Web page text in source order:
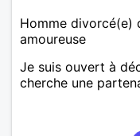
Homme divorcé(e)
amoureuse
Je suis ouvert à
cherche une